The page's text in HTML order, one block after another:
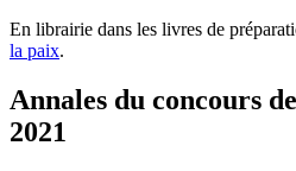
En librairie dans les livres de
la paix.
Annales du concours
2021